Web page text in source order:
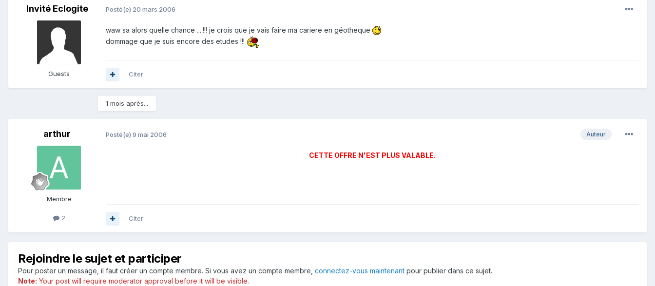
Invité Eclogite
Guests
Posté(e) 20 mars 2006
waw sa alors quelle chance ....!!! je crois que je vais faire ma cariere en géotheque
dommage que je suis encore des etudes !!!
Citer
1 mois après...
arthur
Membre
2
Auteur
Posté(e) 9 mai 2006
CETTE OFFRE N'EST PLUS VALABLE.
Citer
Rejoindre le sujet et participer
Pour poster un message, il faut créer un compte membre. Si vous avez un compte membre, connectez-vous maintenant pour publier dans ce sujet.
Note: Your post will require moderator approval before it will be visible.